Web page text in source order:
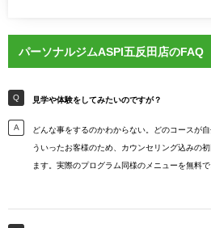
パーソナルジムASPI五反田店のFAQ
見学や体験をしてみたいのですが？
どんな事をするのかわからない。どのコースが
ういったお客様のため、カウンセリング込みの
ます。実際のプログラム同様のメニューを無料